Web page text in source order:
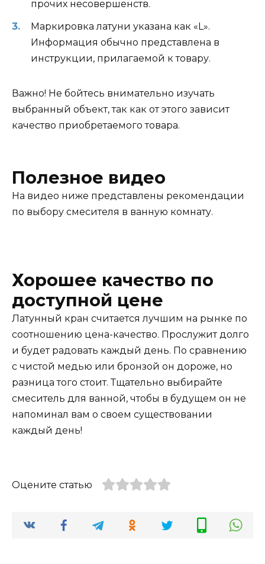
прочих несовершенств.
Маркировка латуни указана как «L».
Информация обычно представлена ​​в
инструкции, прилагаемой к товару.
Важно! Не бойтесь внимательно изучать
выбранный объект, так как от этого зависит
качество приобретаемого товара.
Полезное видео
На видео ниже представлены рекомендации
по выбору смесителя в ванную комнату.
Хорошее качество по
доступной цене
Латунный кран считается лучшим на рынке по
соотношению цена-качество. Прослужит долго
и будет радовать каждый день. По сравнению
с чистой медью или бронзой он дороже, но
разница того стоит. Тщательно выбирайте
смеситель для ванной, чтобы в будущем он не
напоминал вам о своем существовании
каждый день!
Оцените статью